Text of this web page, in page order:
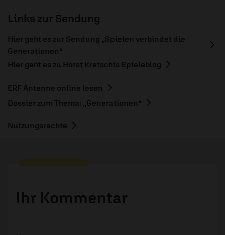
Links zur Sendung
Hier geht es zur Sendung „Spielen verbindet die
Generationen“
Hier geht es zu Horst Kretschis Spieleblog
ERF Antenne online lesen
Dossier zum Thema: „Generationen“
Nutzungsrechte
Ihr Kommentar